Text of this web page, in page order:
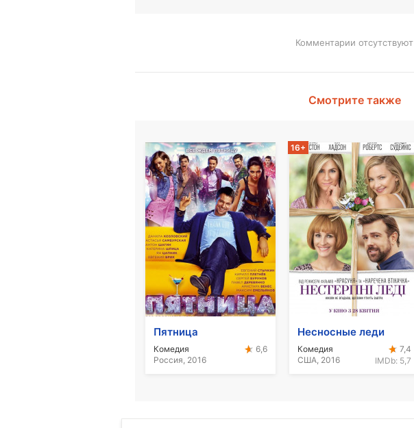
Комментарии отсутствуют
Смотрите также
Пятница
Комедия
Россия, 2016
6,6
16+
Несносные леди
Комедия
США, 2016
7,4
IMDb: 5,7